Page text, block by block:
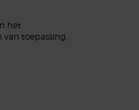
het
toepassing.